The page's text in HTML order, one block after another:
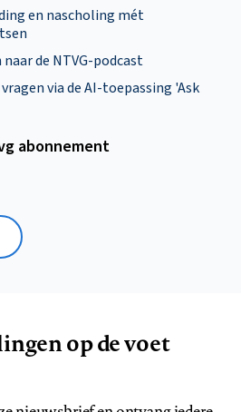
en nascholing mét
de NTVG-podcast
via de AI-toepassing 'Ask
abonnement
op de voet